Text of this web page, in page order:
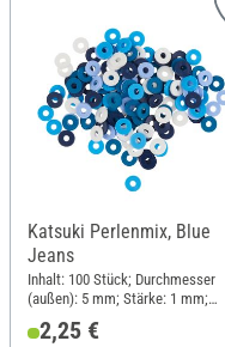
Katsuki Perlenmix, Blue
Jeans
Inhalt: 100 Stück; Durchmesser
(außen): 5 mm; Stärke: 1 mm;
2,25 €